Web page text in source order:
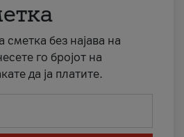
сметка без најава на
го бројот на
да ја платите.